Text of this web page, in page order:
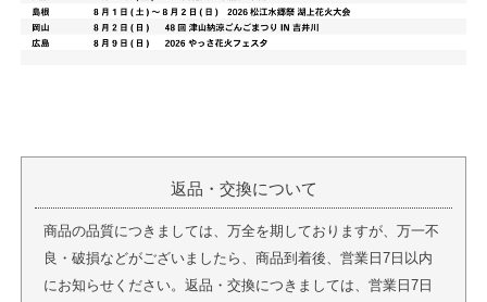
返品・交換について
商品の品質につきましては、万全を期しておりますが、万一不
良・破損などがございましたら、商品到着後、営業日7日以内
にお知らせください。返品・交換につきましては、営業日7日